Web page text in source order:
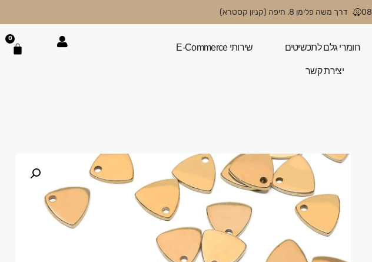
דרך משה פלימן 8, חיפה (קניון קסטרא)
חומרי גלם לתכשיטים שירותי E-Commerce
יצירת קשר
0